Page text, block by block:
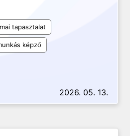
tapasztalat
képző
2026. 05. 13.